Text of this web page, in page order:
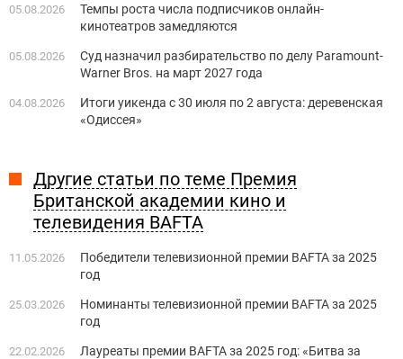
05.08.2026
Темпы роста числа подписчиков онлайн-
кинотеатров замедляются
05.08.2026
Суд назначил разбирательство по делу Paramount-
Warner Bros. на март 2027 года
04.08.2026
Итоги уикенда с 30 июля по 2 августа: деревенская
«Одиссея»
Другие статьи по теме Премия
Британской академии кино и
телевидения BAFTA
11.05.2026
Победители телевизионной премии BAFTA за 2025
год
25.03.2026
Номинанты телевизионной премии BAFTA за 2025
год
22.02.2026
Лауреаты премии BAFTA за 2025 год: «Битва за